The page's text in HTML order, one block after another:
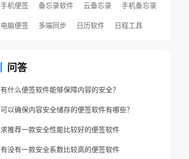
手机便签 备忘录软件 云备忘录 手机备忘录
电脑便签 多端同步 日历软件 日程工具
问答
有什么便签软件能够保障内容的安全？
可以确保内容安全储存的便签软件有哪些？
求推荐一款安全性能比较好的便签软件
有没有一款安全系数比较高的便签软件